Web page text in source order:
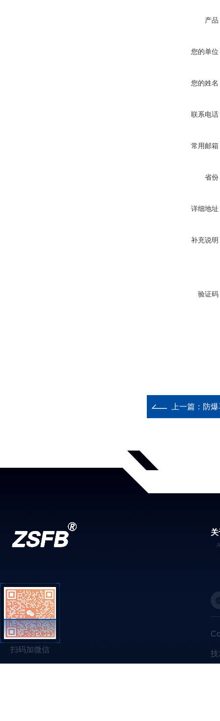
产品
您的单位
您的姓名
联系电话
常用邮箱
省份
详细地址
补充说明
验证码
上一篇： 防爆
扫码加微信 技